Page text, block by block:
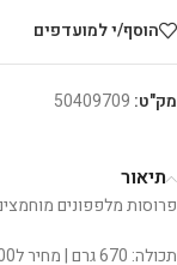
הוסף/י למועדפים
מק"ט: 50409709
תיאור
פרוסות מלפפונים
תכולה: 670 גרם | מחיר ל100 גרם: 3.7₪